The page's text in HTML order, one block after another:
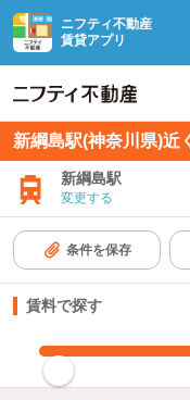
ニフティ不動産
賃貸アプリ
新綱島駅(神奈川県)近
新綱島駅
変更する
条件を保存
賃料で探す